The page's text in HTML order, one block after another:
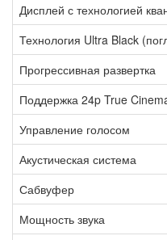
Дисплей с технологией
Технология Ultra Black
Прогрессивная развертка
Поддержка 24p True
Управление голосом
Акустическая система
Сабвуфер
Мощность звука